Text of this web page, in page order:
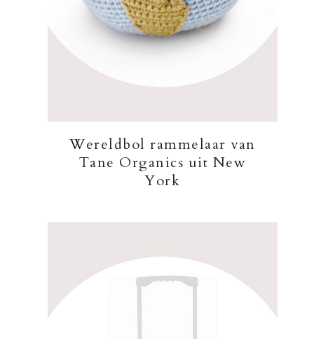
Wereldbol rammelaar van
Tane Organics uit New
York